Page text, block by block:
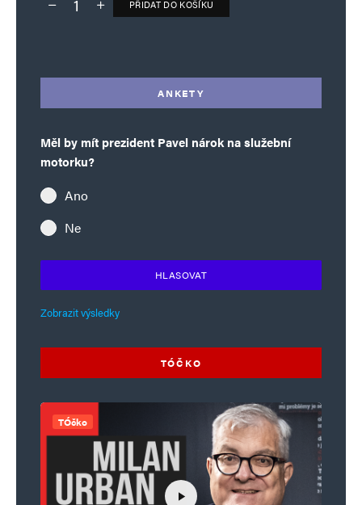
Deník TO – verze bez reklam množství
PŘIDAT DO KOŠÍKU
ANKETY
Měl by mít prezident Pavel nárok na služební
motorku?
Ano
Ne
HLASOVAT
Zobrazit výsledky
TÓČKO
TÓčko